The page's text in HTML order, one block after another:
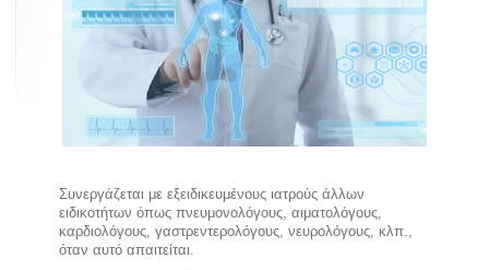
Συνεργάζεται με εξειδικευμένους ιατρούς άλλων
ειδικοτήτων όπως πνευμονολόγους, αιματολόγους,
καρδιολόγους, γαστρεντερολόγους, νευρολόγους, κλπ.,
όταν αυτό απαιτείται.